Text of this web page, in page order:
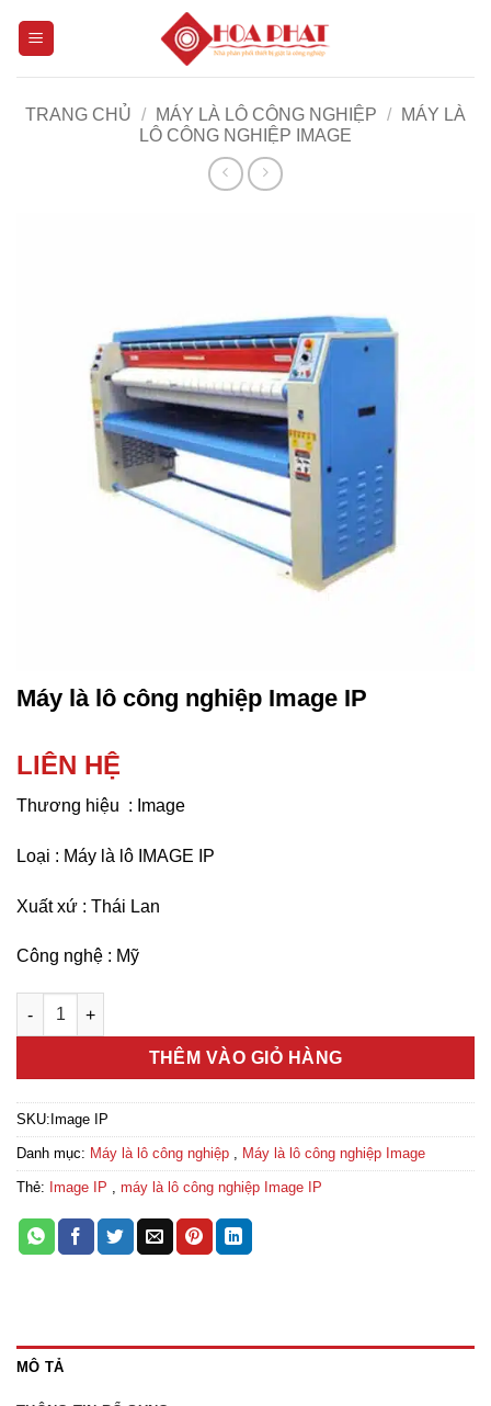
TRANG CHỦ
/ MÁY LÀ LÔ CÔNG NGHIỆP /
MÁY LÀ
LÔ CÔNG NGHIỆP IMAGE
Máy là lô công nghiệp Image IP
LIÊN HỆ
Thương hiệu : Image
Loại : Máy là lô IMAGE IP
Xuất xứ : Thái Lan
Công nghệ : Mỹ
Máy là lô công nghiệp Image IP số lượng
THÊM VÀO GIỎ HÀNG
SKU: Image IP
Danh mục: Máy là lô công nghiệp , Máy là lô công nghiệp Image
Thẻ: Image IP , máy là lô công nghiệp Image IP
MÔ TẢ